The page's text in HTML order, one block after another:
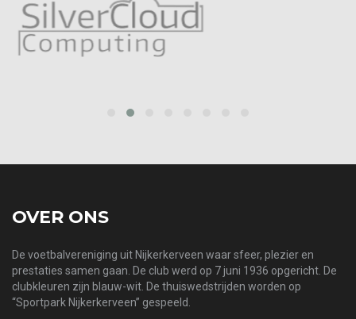
OVER ONS
De voetbalvereniging uit Nijkerkerveen waar sfeer, plezier en
prestaties samen gaan. De club werd op 7 juni 1936 opgericht. De
clubkleuren zijn blauw-wit. De thuiswedstrijden worden op
“Sportpark Nijkerkerveen” gespeeld.